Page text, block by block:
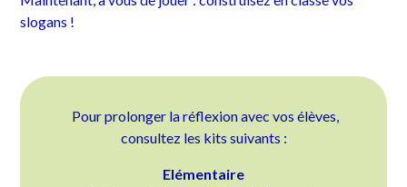
slogans !
Pour prolonger la réflexion avec vos élèves,
consultez les kits suivants :
Elémentaire